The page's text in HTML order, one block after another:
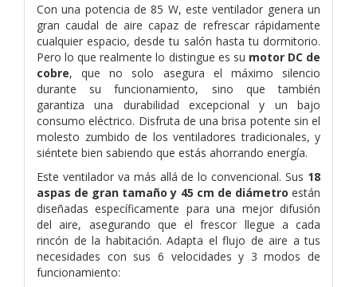
Con una potencia de 85 W, este ventilador genera un
gran caudal de aire capaz de refrescar rápidamente
cualquier espacio, desde tu salón hasta tu dormitorio.
Pero lo que realmente lo distingue es su motor DC de
cobre, que no solo asegura el máximo silencio
durante su funcionamiento, sino que también
garantiza una durabilidad excepcional y un bajo
consumo eléctrico. Disfruta de una brisa potente sin el
molesto zumbido de los ventiladores tradicionales, y
siéntete bien sabiendo que estás ahorrando energía.
Este ventilador va más allá de lo convencional. Sus 18
aspas de gran tamaño y 45 cm de diámetro están
diseñadas específicamente para una mejor difusión
del aire, asegurando que el frescor llegue a cada
rincón de la habitación. Adapta el flujo de aire a tus
necesidades con sus 6 velocidades y 3 modos de
funcionamiento: